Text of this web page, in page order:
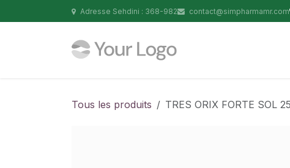
Se rendre au contenuAdresse Sehdini : 368-982 contact@simpharmamr.com
Tous les produits TRES ORIX FORTE SOL